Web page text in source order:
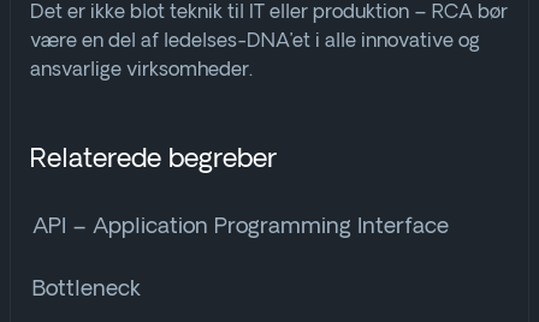
Det er ikke blot teknik til IT eller produktion – RCA bør
være en del af ledelses-DNA’et i alle innovative og
ansvarlige virksomheder.
Relaterede begreber
API – Application Programming Interface
Bottleneck